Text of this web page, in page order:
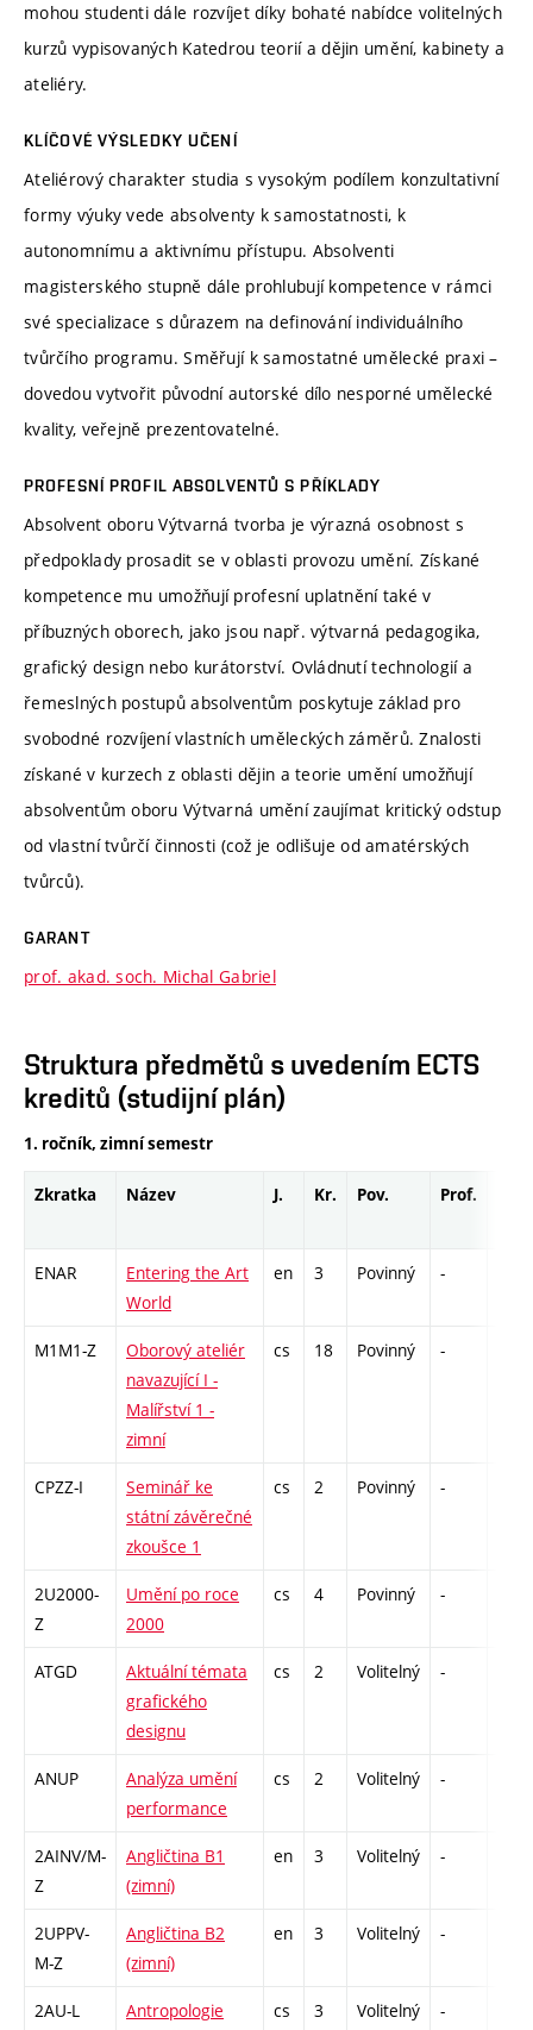
mohou studenti dále rozvíjet díky bohaté nabídce volitelných
kurzů vypisovaných Katedrou teorií a dějin umění, kabinety a
ateliéry.
KLÍČOVÉ VÝSLEDKY UČENÍ
Ateliérový charakter studia s vysokým podílem konzultativní
formy výuky vede absolventy k samostatnosti, k
autonomnímu a aktivnímu přístupu. Absolventi
magisterského stupně dále prohlubují kompetence v rámci
své specializace s důrazem na definování individuálního
tvůrčího programu. Směřují k samostatné umělecké praxi –
dovedou vytvořit původní autorské dílo nesporné umělecké
kvality, veřejně prezentovatelné.
PROFESNÍ PROFIL ABSOLVENTŮ S PŘÍKLADY
Absolvent oboru Výtvarná tvorba je výrazná osobnost s
předpoklady prosadit se v oblasti provozu umění. Získané
kompetence mu umožňují profesní uplatnění také v
příbuzných oborech, jako jsou např. výtvarná pedagogika,
grafický design nebo kurátorství. Ovládnutí technologií a
řemeslných postupů absolventům poskytuje základ pro
svobodné rozvíjení vlastních uměleckých záměrů. Znalosti
získané v kurzech z oblasti dějin a teorie umění umožňují
absolventům oboru Výtvarná umění zaujímat kritický odstup
od vlastní tvůrčí činnosti (což je odlišuje od amatérských
tvůrců).
GARANT
prof. akad. soch. Michal Gabriel
Struktura předmětů s uvedením ECTS
kreditů (studijní plán)
1. ročník, zimní semestr
Zkratka Název J. Kr. Pov. Prof.
ENAR
Entering the Art
World
en 3 Povinný -
M1M1-Z
Oborový ateliér
navazující I -
Malířství 1 -
zimní
cs 18 Povinný -
CPZZ-I
Seminář ke
státní závěrečné
zkoušce 1
cs 2 Povinný -
2U2000-
Z
Umění po roce
2000
cs 4 Povinný -
ATGD
Aktuální témata
grafického
designu
cs 2 Volitelný -
ANUP
Analýza umění
performance
cs 2 Volitelný -
2AINV/M-
Z
Angličtina B1
(zimní)
en 3 Volitelný -
2UPPV-
M-Z
Angličtina B2
(zimní)
en 3 Volitelný -
2AU-L
Antropologie
cs 3 Volitelný -